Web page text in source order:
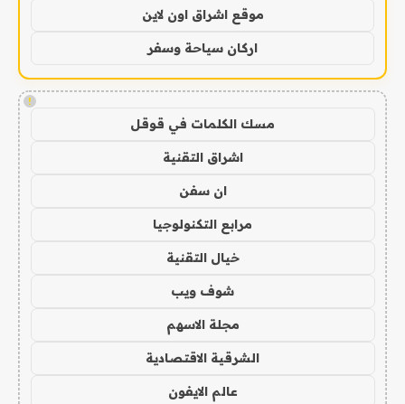
موقع اشراق اون لاين
اركان سياحة وسفر
!
مسك الكلمات في قوقل
اشراق التقنية
ان سفن
مرابع التكنولوجيا
خيال التقنية
شوف ويب
مجلة الاسهم
الشرقية الاقتصادية
عالم الايفون